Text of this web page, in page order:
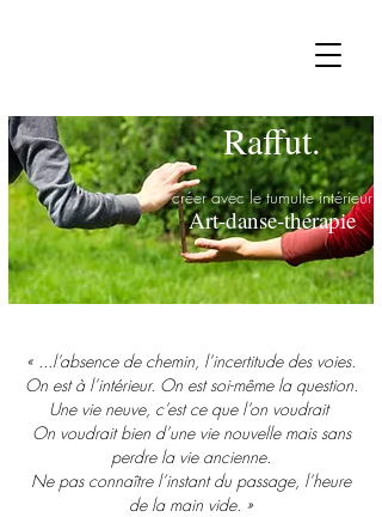
Raffut.
Art-danse-thérapie
créer avec le tumulte intérieur
« ...l’absence de chemin, l’incertitude des voies.
On est à l’intérieur. On est soi-même la question.
Une vie neuve, c’est ce que l’on voudrait
On voudrait bien d’une vie nouvelle mais sans
perdre la vie ancienne.
Ne pas connaître l’instant du passage, l’heure
de la main vide. »